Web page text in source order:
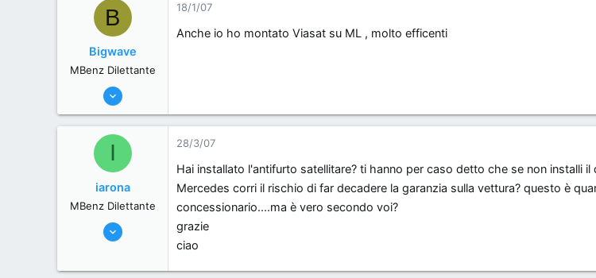
B
Bigwave
MBenz Dilettante
27/9/06
0
18/1/07
Anche io ho montato Viasat su ML , molto efficenti
I
iarona
MBenz Dilettante
28/3/07
28/3/07
Hai installato l'antifurto satellitare? ti hanno per caso detto che se non installi
Mercedes corri il rischio di far decadere la garanzia sulla vettura? questo è
concessionario....ma è vero secondo voi?
grazie
ciao